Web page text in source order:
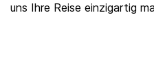
uns Ihre Reise einzigartig